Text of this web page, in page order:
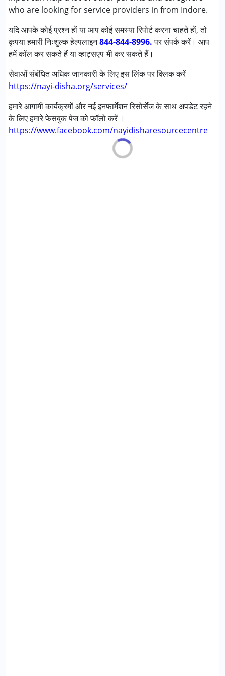
who are looking for service providers in from Indore.
यदि आपके कोई प्रश्न हों या आप कोई समस्या रिपोर्ट करना चाहते हों, तो
कृपया हमारी निःशुल्क हेल्पलाइन844-844-8996.पर संपर्क करें। आप
हमें कॉल कर सकते हैं या व्हाट्सएप भी कर सकते हैं।
सेवाओं संबंधित अधिक जानकारी के लिए इस लिंक पर क्लिक करें
https://nayi-disha.org/services/
हमारे आगामी कार्यक्रमों और नई इनफार्मेशन रिसोर्सेज के साथ अपडेट रहने
के लिए हमारे फेसबुक पेज को फॉलो करें ।
https://www.facebook.com/nayidisharesourcecentre
सेरब्रल पाल्सी (सी पी )
डाउन सिंड्रोम (डी एस )
लर्निंग डिसेबिलिटीज़ (एलडी)
मल्टिपल डिसेबिलिटीज़ (एमडी)
अंडायग्नोज्ड
आयु वर्ग :0 - 5 years ,6 - 12 years ,13 - 17 years ,above 18
years
लिंग महिला, पुरुष